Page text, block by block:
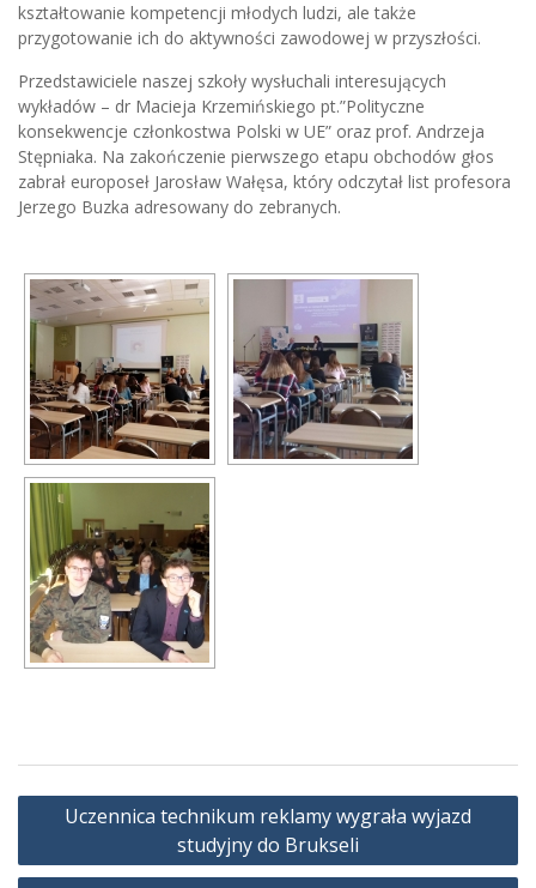
kształtowanie kompetencji młodych ludzi, ale także
przygotowanie ich do aktywności zawodowej w przyszłości.
Przedstawiciele naszej szkoły wysłuchali interesujących
wykładów – dr Macieja Krzemińskiego pt.”Polityczne
konsekwencje członkostwa Polski w UE” oraz prof. Andrzeja
Stępniaka. Na zakończenie pierwszego etapu obchodów głos
zabrał europoseł Jarosław Wałęsa, który odczytał list profesora
Jerzego Buzka adresowany do zebranych.
Nawigacja
Uczennica technikum reklamy wygrała wyjazd
studyjny do Brukseli